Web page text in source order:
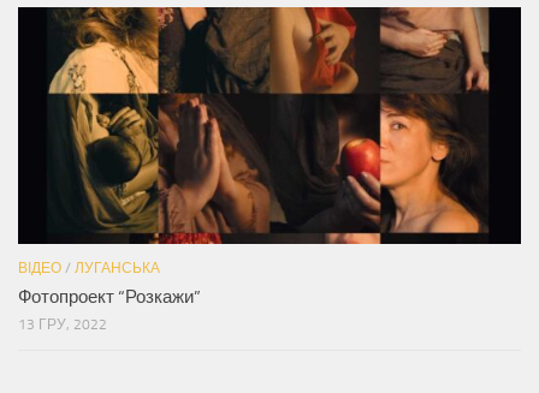
ВІДЕО / ЛУГАНСЬКА
Фотопроект “Розкажи”
13 ГРУ, 2022